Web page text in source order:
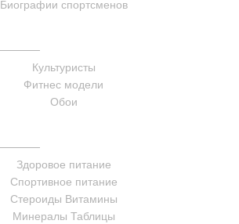
Биографии спортсменов
Культуристы
Фитнес модели
Обои
Здоровое питание
Спортивное питание
Стероиды Витамины
Минералы Таблицы